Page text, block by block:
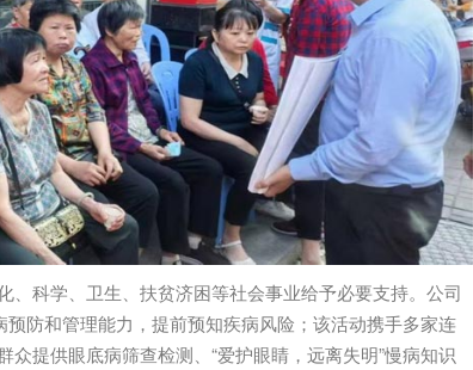
、科学、卫生、扶贫济困等社会事业给予必要支持。公司
预防和管理能力，提前预知疾病风险；该活动携手多家连
提供眼底病筛查检测、“爱护眼睛，远离失明”慢病知识